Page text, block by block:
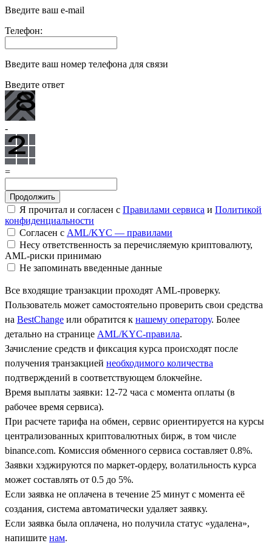
Введите ваш e-mail
Телефон:
Введите ваш номер телефона для связи
Введите ответ
-
=
Я прочитал и согласен с Правилами сервиса и Политикой
конфиденциальности
Согласен с AML/KYC — правилами
Несу ответственность за перечисляемую криптовалюту,
AML-риски принимаю
Не запоминать введенные данные
Все входящие транзакции проходят AML-проверку.
Пользователь может самостоятельно проверить свои средства
на BestChange или обратится к нашему оператору. Более
детально на странице AML/KYC-правила.
Зачисление средств и фиксация курса происходят после
получения транзакцией необходимого количества
подтверждений в соответствующем блокчейне.
Время выплаты заявки: 12-72 часа с момента оплаты (в
рабочее время сервиса).
При расчете тарифа на обмен, сервис ориентируется на курсы
централизованных криптовалютных бирж, в том числе
binance.com. Комиссия обменного сервиса составляет 0.8%.
Заявки хэджируются по маркет-ордеру, волатильность курса
может составлять от 0.5 до 5%.
Если заявка не оплачена в течение 25 минут с момента её
создания, система автоматически удаляет заявку.
Если заявка была оплачена, но получила статус «удалена»,
напишите нам.